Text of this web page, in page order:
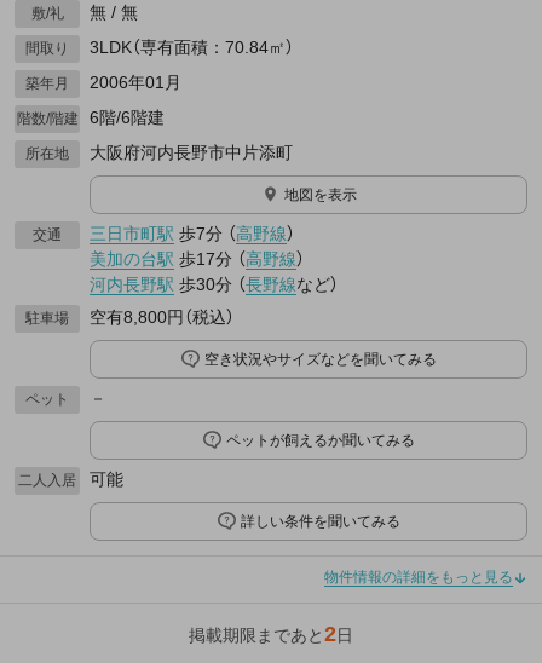
敷/礼 無 / 無
間取り 3LDK（専有面積：70.84㎡）
築年月 2006年01月
階数/階建 6階/6階建
所在地 大阪府河内長野市中片添町
地図を表示
交通 三日市町駅 歩7分 （高野線）
美加の台駅 歩17分 （高野線）
河内長野駅 歩30分 （長野線など）
駐車場 空有8,800円（税込）
空き状況やサイズなどを聞いてみる
ペット －
ペットが飼えるか聞いてみる
二人入居 可能
詳しい条件を聞いてみる
物件情報の詳細をもっと見る
掲載期限まであと2日